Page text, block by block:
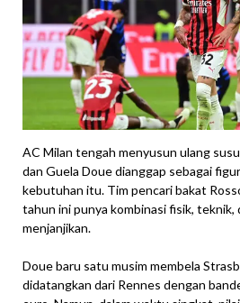
AC Milan tengah menyusun ulang
dan Guela Doue dianggap sebagai
kebutuhan itu. Tim pencari bakat
tahun ini punya kombinasi fisik,
menjanjikan.
Doue baru satu musim membela
didatangkan dari Rennes dengan